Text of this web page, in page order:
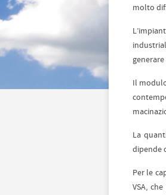
molto
Il
La
dipende
Per le
VSA,